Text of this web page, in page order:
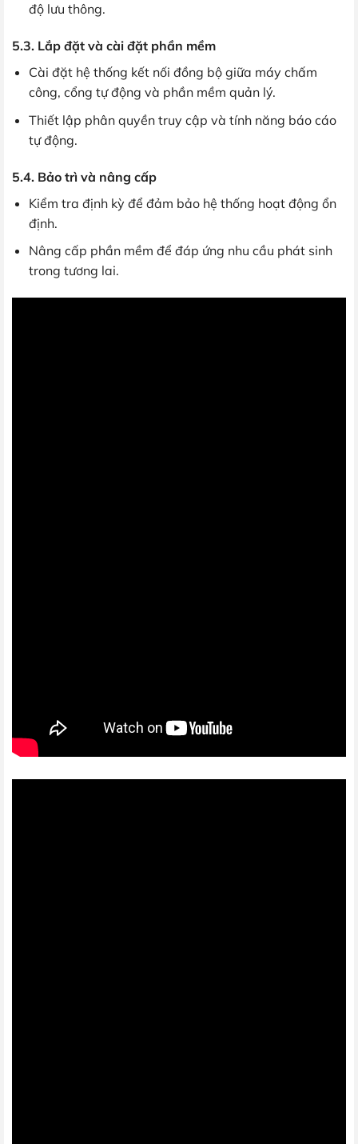
độ lưu thông.
5.3. Lắp đặt và cài đặt phần mềm
Cài đặt hệ thống kết nối đồng bộ giữa máy chấm
công, cổng tự động và phần mềm quản lý.
Thiết lập phân quyền truy cập và tính năng báo cáo
tự động.
5.4. Bảo trì và nâng cấp
Kiểm tra định kỳ để đảm bảo hệ thống hoạt động ổn
định.
Nâng cấp phần mềm để đáp ứng nhu cầu phát sinh
trong tương lai.